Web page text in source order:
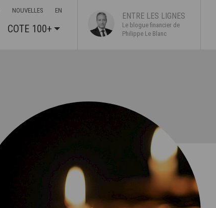
NOUVELLES EN
COTE 100+
ENTRE LES LIGNES
Le blogue financier de
Philippe Le Blanc